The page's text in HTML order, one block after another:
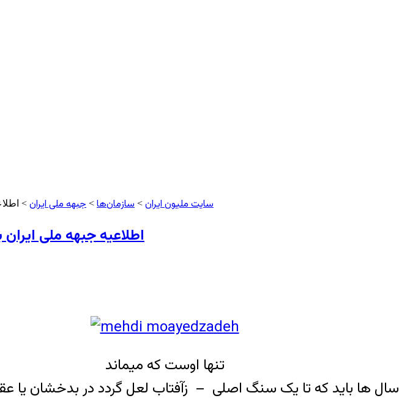
سایت ملیون ایران > سازمان‌ها > جبهه ملی ایران >
اطلاعیه جبهه ملی
تنها اوست که میماند
سال ها باید که تا یک سنگ اصلی – زآفتاب لعل گردد در بدخشان یا